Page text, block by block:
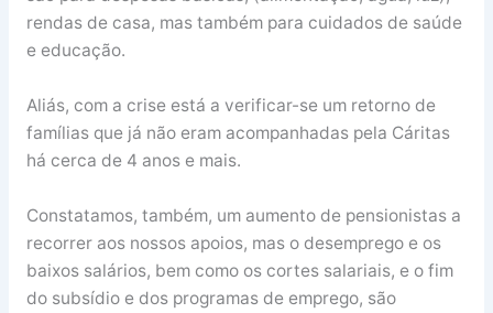
rendas de casa, mas também para cuidados de saúde
e educação.
Aliás, com a crise está a verificar-se um retorno de
famílias que já não eram acompanhadas pela Cáritas
há cerca de 4 anos e mais.
Constatamos, também, um aumento de pensionistas a
recorrer aos nossos apoios, mas o desemprego e os
baixos salários, bem como os cortes salariais, e o fim
do subsídio e dos programas de emprego, são